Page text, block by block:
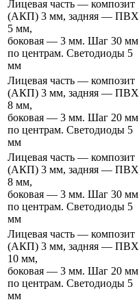
Лицевая часть — композит
(АКП) 3 мм, задняя — ПВХ
5 мм,
боковая — 3 мм. Шаг 30 мм
по центрам. Светодиоды 5
мм
Лицевая часть — композит
(АКП) 3 мм, задняя — ПВХ
8 мм,
боковая — 3 мм. Шаг 20 мм
по центрам. Светодиоды 5
мм
Лицевая часть — композит
(АКП) 3 мм, задняя — ПВХ
8 мм,
боковая — 3 мм. Шаг 30 мм
по центрам. Светодиоды 5
мм
Лицевая часть — композит
(АКП) 3 мм, задняя — ПВХ
10 мм,
боковая — 3 мм. Шаг 20 мм
по центрам. Светодиоды 5
мм